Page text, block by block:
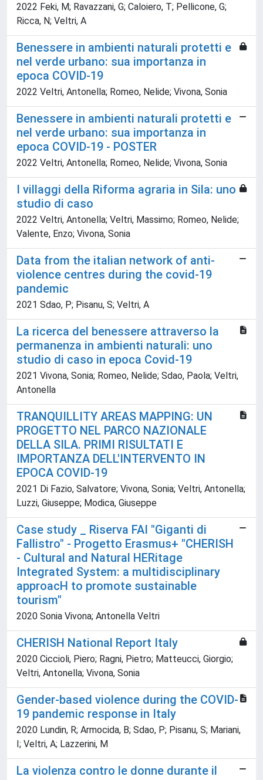
2022 Feki, M; Ravazzani, G; Caloiero, T; Pellicone, G;
Ricca, N; Veltri, A
Benessere in ambienti naturali protetti e
nel verde urbano: sua importanza in
epoca COVID-19
2022 Veltri, Antonella; Romeo, Nelide; Vivona, Sonia
Benessere in ambienti naturali protetti e
nel verde urbano: sua importanza in
epoca COVID-19 - POSTER
2022 Veltri, Antonella; Romeo, Nelide; Vivona, Sonia
I villaggi della Riforma agraria in Sila: uno
studio di caso
2022 Veltri, Antonella; Veltri, Massimo; Romeo, Nelide;
Valente, Enzo; Vivona, Sonia
Data from the italian network of anti-
violence centres during the covid-19
pandemic
2021 Sdao, P; Pisanu, S; Veltri, A
La ricerca del benessere attraverso la
permanenza in ambienti naturali: uno
studio di caso in epoca Covid-19
2021 Vivona, Sonia; Romeo, Nelide; Sdao, Paola; Veltri,
Antonella
TRANQUILLITY AREAS MAPPING: UN
PROGETTO NEL PARCO NAZIONALE
DELLA SILA. PRIMI RISULTATI E
IMPORTANZA DELL'INTERVENTO IN
EPOCA COVID-19
2021 Di Fazio, Salvatore; Vivona, Sonia; Veltri, Antonella;
Luzzi, Giuseppe; Modica, Giuseppe
Case study _ Riserva FAI "Giganti di
Fallistro" - Progetto Erasmus+ "CHERISH
- Cultural and Natural HERitage
Integrated System: a multidisciplinary
approacH to promote sustainable
tourism"
2020 Sonia Vivona; Antonella Veltri
CHERISH National Report Italy
2020 Ciccioli, Piero; Ragni, Pietro; Matteucci, Giorgio;
Veltri, Antonella; Vivona, Sonia
Gender-based violence during the COVID-
19 pandemic response in Italy
2020 Lundin, R; Armocida, B; Sdao, P; Pisanu, S; Mariani,
I; Veltri, A; Lazzerini, M
La violenza contro le donne durante il